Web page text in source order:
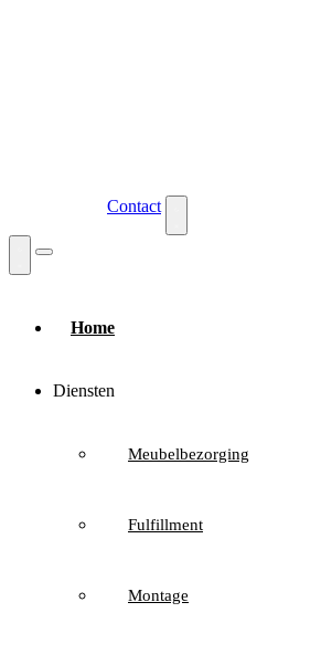
Contact
Home
Diensten
Meubelbezorging
Fulfillment
Montage